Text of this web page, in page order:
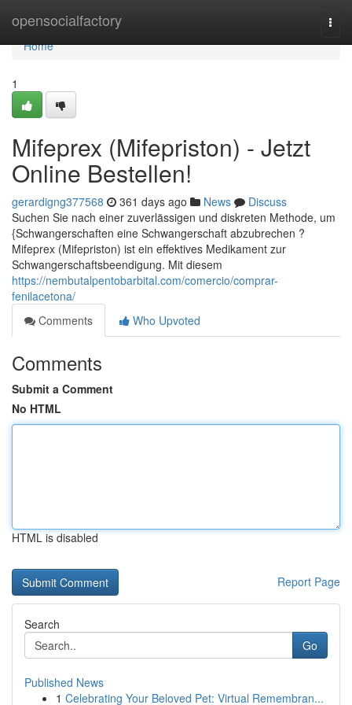
opensocialfactory
Home
Home
1
Mifeprex (Mifepriston) - Jetzt
Online Bestellen!
gerardigng377568 361 days ago News
Discuss
Suchen Sie nach einer zuverlässigen und diskreten Methode, um
{Schwangerschaften eine Schwangerschaft abzubrechen ?
Mifeprex (Mifepriston) ist ein effektives Medikament zur
Schwangerschaftsbeendigung. Mit diesem
https://nembutalpentobarbital.com/comercio/comprar-
fenilacetona/
Comments
Who Upvoted
Comments
Submit a Comment
No HTML
HTML is disabled
Report Page
Search
Go
Published News
1 Celebrating Your Beloved Pet: Virtual Remembran...